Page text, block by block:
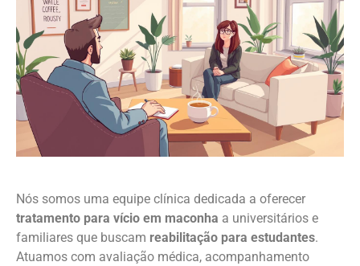
Nós somos uma equipe clínica dedicada a oferecer
tratamento para vício em maconha a universitários e
familiares que buscam reabilitação para estudantes.
Atuamos com avaliação médica, acompanhamento